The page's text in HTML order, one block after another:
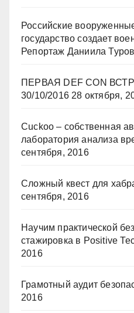
Российские
государство создает
Репортаж Даниила
ПЕРВАЯ DEF CON
30/10/2016 28 октября,
Cuckoo – собственная
лаборатория анализа
сентября, 2016
Сложный квест для
сентября, 2016
Научим практической
стажировка в Positive
2016
Грамотный аудит
2016